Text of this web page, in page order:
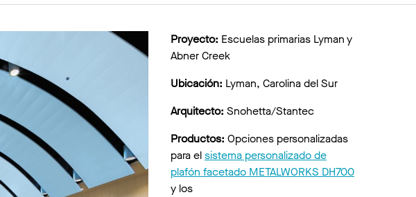
Proyecto: Escuelas primarias Lyman y
Abner Creek
Ubicación: Lyman, Carolina del Sur
Arquitecto: Snohetta/Stantec
Productos: Opciones personalizadas
para elsistema personalizado de
plafón facetado METALWORKS DH700
y los